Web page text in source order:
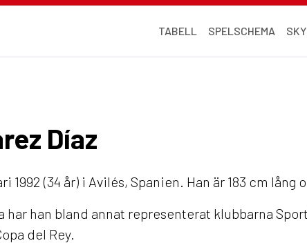
TABELL SPELSCHEMA
Díaz
1992 (34 år) i Avilés, Spanien. Han är 183 cm lång
han bland annat representerat klubbarna
del Rey.